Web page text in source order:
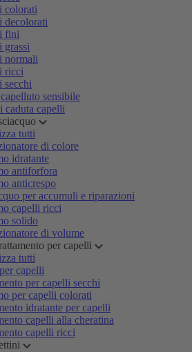
colorati
decolorati
fini
grassi
normali
ricci
secchi
sensibile
caduta capelli
tutti
di colore
idratante
antiforfora
anticrespo
per accumuli e riparazioni
capelli ricci
solido
di volume
per capelli
tutti
capelli
per capelli secchi
per capelli colorati
idratante per capelli
capelli alla cheratina
capelli ricci